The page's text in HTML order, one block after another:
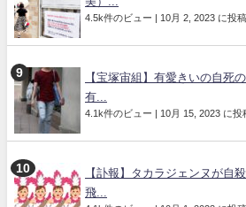
4.5k件のビュー | 10月 2, 2023 に投
【宝塚宙組】有愛きいの自死
有...
4.1k件のビュー | 10月 15, 2023 に投
【訃報】タカラジェンヌが自
飛...